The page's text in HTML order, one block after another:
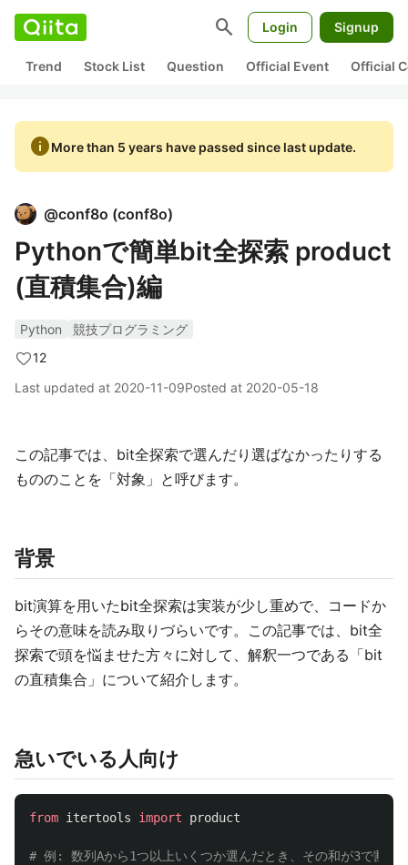
search Login Signup
Trend Stock List Question Official Event Official
infoMore than 5 years have passed since last update.
@conf8o (conf8o)
Pythonで簡単bit全探索 product
(直積集合)編
Python
競技プログラミング
12
Last updated at 2020-11-09Posted at 2020-05-18
この記事では、bit全探索で選んだり選ばなかったりする
もののことを「対象」と呼びます。
背景
bit演算を用いたbit全探索は実装が少し重めで、コードか
らその意味を読み取りづらいです。この記事では、bit全
探索で頭を悩ませた方々に対して、解釈一つである「bit
の直積集合」について紹介します。
急いでいる人向け
from itertools import product